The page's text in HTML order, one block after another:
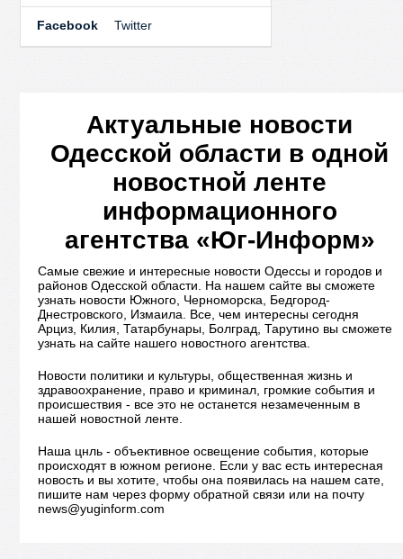
Facebook Twitter
Актуальные новости
Одесской области в одной
новостной ленте
информационного
агентства «Юг-Информ»
Самые свежие и интересные новости Одессы и городов и
районов Одесской области. На нашем сайте вы сможете
узнать новости Южного, Черноморска, Бедгород-
Днестровского, Измаила. Все, чем интересны сегодня
Арциз, Килия, Татарбунары, Болград, Тарутино вы сможете
узнать на сайте нашего новостного агентства.
Новости политики и культуры, общественная жизнь и
здравоохранение, право и криминал, громкие события и
происшествия - все это не останется незамеченным в
нашей новостной ленте.
Наша цнль - объективное освещение события, которые
происходят в южном регионе. Если у вас есть интересная
новость и вы хотите, чтобы она появилась на нашем сате,
пишите нам через форму обратной связи или на почту
news@yuginform.com